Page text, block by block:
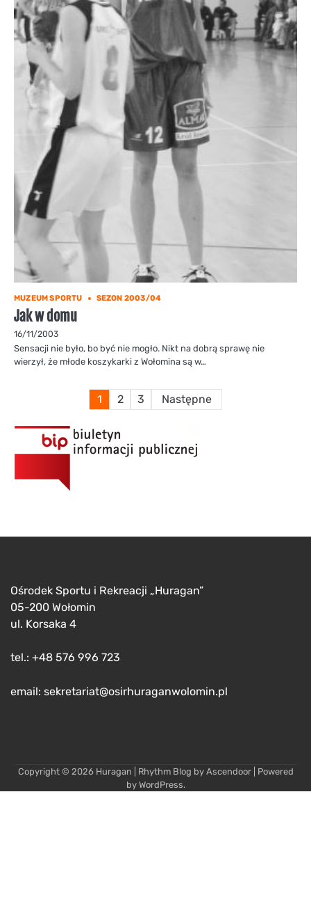
MUZEUM SPORTU SEZON 2003/04
Jak w domu
16/11/2003
Sensacji nie było, bo być nie mogło. Nikt na dobrą sprawę nie
wierzył, że młode koszykarki z Wołomina są w…
Stronicowanie
1 2 3 Następne
Ośrodek Sportu i Rekreacji „Huragan”
05-200 Wołomin
ul. Korsaka 4
tel.: +48 576 996 723
email: sekretariat@osirhuraganwolomin.pl
Copyright © 2026 Huragan | Rhythm Blog by Ascendoor| Powered
by WordPress.